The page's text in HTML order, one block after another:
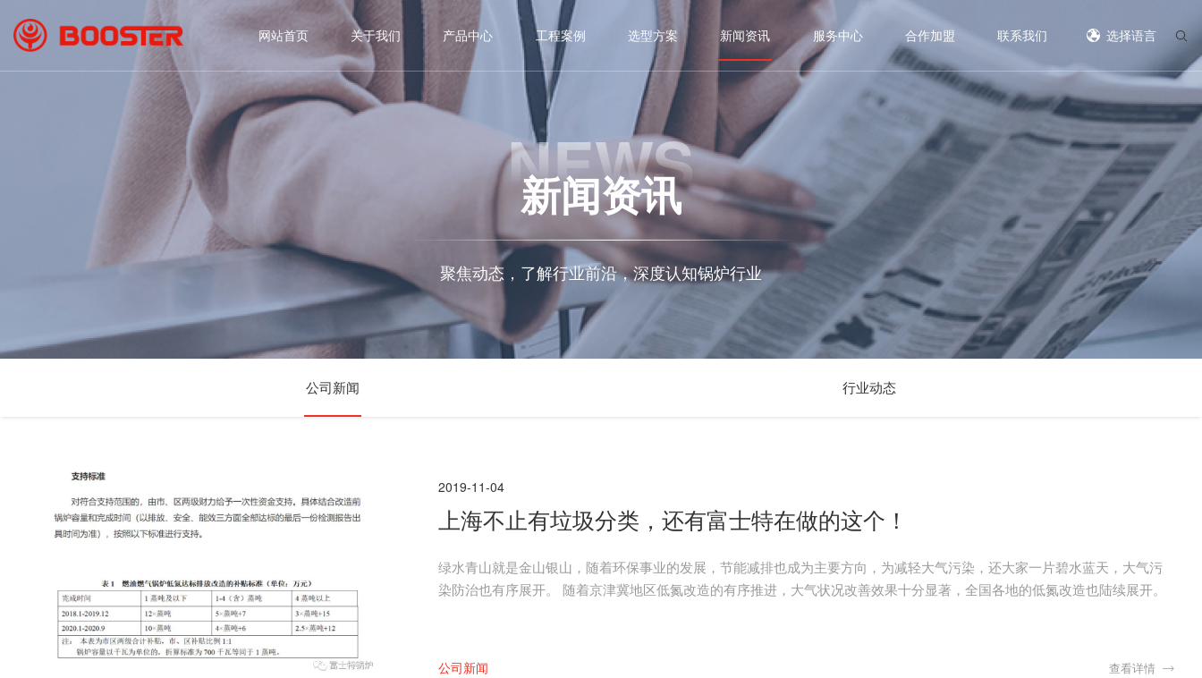
网站首页 关于我们 产品中心 工程案例 选型方案 新闻资讯 服务中心 合作加盟 联系我们 选择语言
NEWS
新闻资讯
聚焦动态，了解行业前沿，深度认知锅炉行业
公司新闻 行业动态
2019-11-04
上海不止有垃圾分类，还有富士特在做的这个！
绿水青山就是金山银山，随着环保事业的发展，节能减排也成为主要方向，为减轻大气污染，还大家一片碧水蓝天，大气污
染防治也有序展开。 随着京津冀地区低氮改造的有序推进，大气状况改善效果十分显著，全国各地的低氮改造也陆续展开。
公司新闻 查看详情